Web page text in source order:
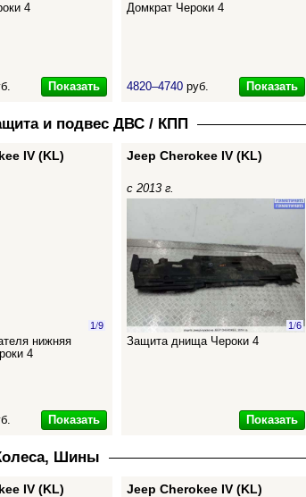
4
Показать
Домкрат Чероки 4
4820–4740 руб. Показать
и подвес ДВС / КПП
IV (KL)
1/9
нижняя
4
Показать
Jeep Cherokee IV (KL)
с 2013 г.
1/6
Защита днища Чероки 4
Показать
Шины
IV (KL) Jeep Cherokee IV (KL)